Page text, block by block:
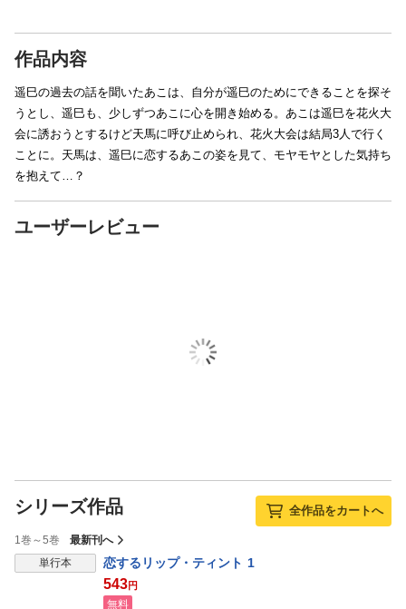
作品内容
遥巳の過去の話を聞いたあこは、自分が遥巳のためにできることを探そ
うとし、遥巳も、少しずつあこに心を開き始める。あこは遥巳を花火大
会に誘おうとするけど天馬に呼び止められ、花火大会は結局3人で行く
ことに。天馬は、遥巳に恋するあこの姿を見て、モヤモヤとした気持ち
を抱えて…？
ユーザーレビュー
シリーズ作品 全作品をカートへ
1巻～5巻
最新刊へ
単行本
恋するリップ・ティント 1
543円
無料